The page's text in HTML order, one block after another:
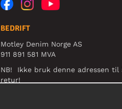
BEDRIFT
Motley Denim Norge AS
911 891 581 MVA
NB! Ikke bruk denne adressen til
retur!